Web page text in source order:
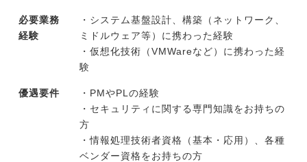
必要業務
経験
・システム基盤設計、構築（ネットワーク、
ミドルウェア等）に携わった経験
・仮想化技術（VMWareなど）に携わった経
験
優遇要件
・PMやPLの経験
・セキュリティに関する専門知識をお持ちの
方
・情報処理技術者資格（基本・応用）、各種
ベンダー資格をお持ちの方